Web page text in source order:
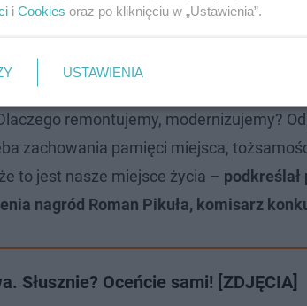
wszystkie zgłoszone do
że znacznie prościej jest wyburzyć i
remontujemy, modernizujemy?
zachowania pamięci miejsca,
to jest nasze miejsce życia – podkreślał
nagród Roman Pikuła, komisarz
Słusznie? Oceńcie sami! [ZDJĘCIA]
i Cookies oraz po kliknięciu w „Ustawienia”.
USTAWIENIA